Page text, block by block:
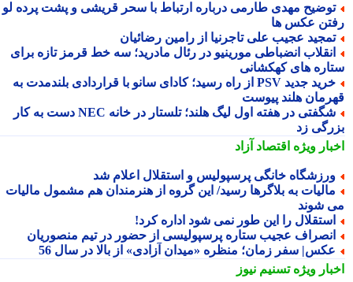
مهدی طارمی درباره ارتباط با سحر قریشی و پشت پرده لو
عکس ها
عجیب علی تاجرنیا از رامین رضائیان
انضباطی مورینیو در رئال مادرید؛ سه خط قرمز تازه برای
های کهکشانی
خرید جدید PSV از راه رسید؛ کادای سانو با قراردادی بلندمدت به
هلند پیوست
شگفتی در هفته اول لیگ هلند؛ تلستار در خانه NEC دست به کار
زد
ویژهاقتصاد آزاد
خانگی پرسپولیس و استقلال اعلام شد
به بلاگرها رسید/ این گروه از هنرمندان هم مشمول مالیات
شوند
را این طور نمی شود اداره کرد!
عجیب ستاره پرسپولیسی از حضور در تیم منصوریان
سفر زمان؛ منظره «میدان آزادی» از بالا در سال 56
ویژهتسنیم نیوز